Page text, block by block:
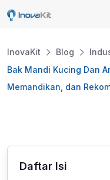
Skip
InovaKit Blog
Bak Mandi Kucing Dan
Memandikan, dan
Daftar Isi